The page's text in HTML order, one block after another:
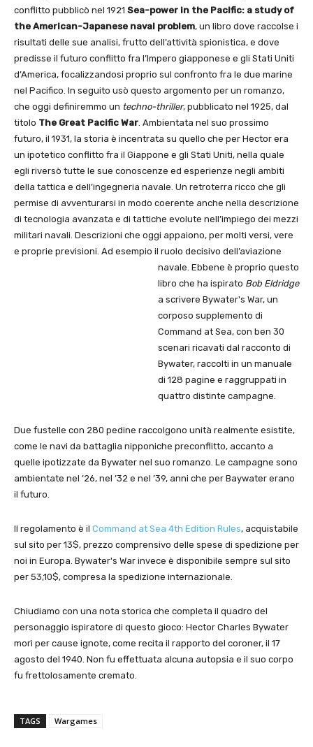
conflitto pubblicò nel 1921 Sea-power in the Pacific: a study of
the American-Japanese naval problem, un libro dove raccolse i
risultati delle sue analisi, frutto dell’attività spionistica, e dove
predisse il futuro conflitto fra l’Impero giapponese e gli Stati Uniti
d’America, focalizzandosi proprio sul confronto fra le due marine
nel Pacifico. In seguito usò questo argomento per un romanzo,
che oggi definiremmo un techno-thriller, pubblicato nel 1925, dal
titolo The Great Pacific War . Ambientata nel suo prossimo
futuro, il 1931, la storia è incentrata su quello che per Hector era
un ipotetico conflitto fra il Giappone e gli Stati Uniti, nella quale
egli riversò tutte le sue conoscenze ed esperienze negli ambiti
della tattica e dell’ingegneria navale. Un retroterra ricco che gli
permise di avventurarsi in modo coerente anche nella descrizione
di tecnologia avanzata e di tattiche evolute nell’impiego dei mezzi
militari navali. Descrizioni che oggi appaiono, per molti versi, vere
e proprie previsioni. Ad esempio il ruolo decisivo dell’aviazione
navale. Ebbene è proprio questo
libro che ha ispirato Bob Eldridge
a scrivere Bywater's War, un
corposo supplemento di
Command at Sea, con ben 30
scenari ricavati dal racconto di
Bywater, raccolti in un manuale
di 128 pagine e raggruppati in
quattro distinte campagne.
Due fustelle con 280 pedine raccolgono unità realmente esistite,
come le navi da battaglia nipponiche preconflitto, accanto a
quelle ipotizzate da Bywater nel suo romanzo. Le campagne sono
ambientate nel ’26, nel ’32 e nel ’39, anni che per Baywater erano
il futuro.
Il regolamento è il Command at Sea 4th Edition Rules, acquistabile
sul sito per 13$, prezzo comprensivo delle spese di spedizione per
noi in Europa. Bywater's War invece è disponibile sempre sul sito
per 53,10$, compresa la spedizione internazionale.
Chiudiamo con una nota storica che completa il quadro del
personaggio ispiratore di questo gioco: Hector Charles Bywater
morì per cause ignote, come recita il rapporto del coroner, il 17
agosto del 1940. Non fu effettuata alcuna autopsia e il suo corpo
fu frettolosamente cremato.
TAGS Wargames